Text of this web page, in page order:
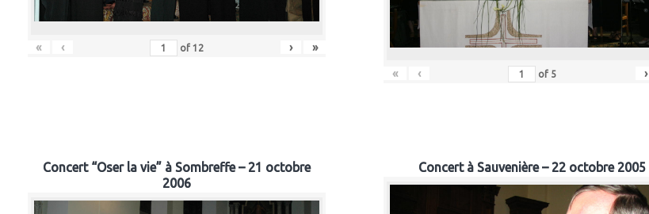
« ‹ of 12 › »
« ‹ of 5 ›
Concert “Oser la vie” à Sombreffe – 21 octobre
2006
Concert à Sauvenière – 22 octobre 2005